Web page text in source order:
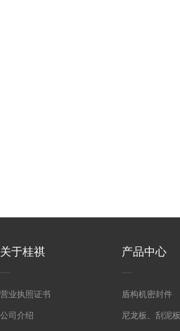
关于桂祺
营业执照证书
公司介绍
产品中心
盾构机密封件
尼龙板、刮泥板